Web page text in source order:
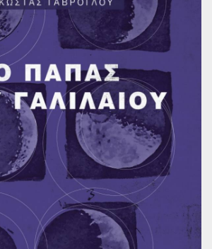
Παγκόσμια Ποίηση
Βιβλία για Παιδιά
Λογοτεχνία
Ελληνικό Θέατρο
Παγκόσμιο Θέατρο
Ιστορία
Βιογραφίες
Ψυχολογία